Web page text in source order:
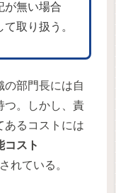
が無い場合
取り扱う。
の部門長には自
つ。しかし、責
あるコストには
コスト
れている。